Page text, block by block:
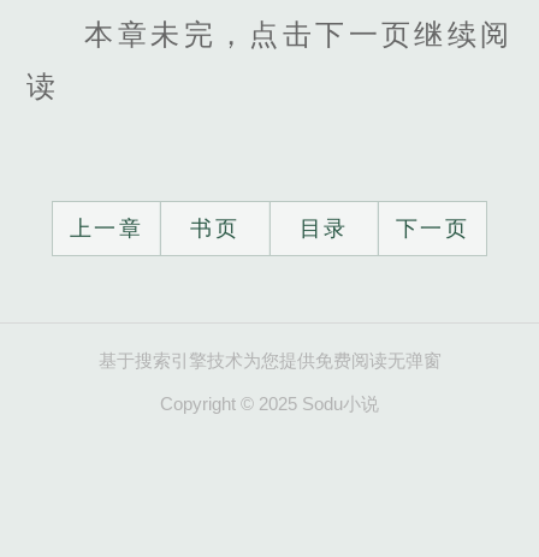
本章未完，点击下一页继续阅
读
上一章 书页 目录 下一页
基于搜索引擎技术为您提供免费阅读无弹窗
Copyright © 2025 Sodu小说